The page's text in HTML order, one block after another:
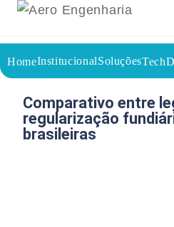
HomeInstitucionalSoluções
Voltar a página inicial
Comparativo entre
regularização
brasileiras